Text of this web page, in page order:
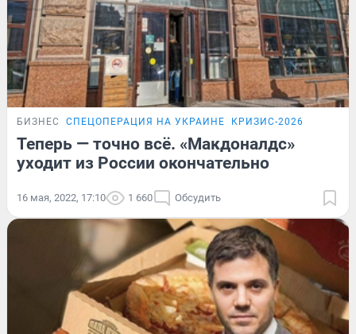
БИЗНЕС СПЕЦОПЕРАЦИЯ НА УКРАИНЕ КРИЗИС-2026
Теперь — точно всё. «Макдоналдс»
уходит из России окончательно
16 мая, 2022, 17:10 1 660 Обсудить